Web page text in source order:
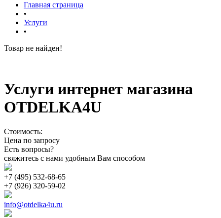
Главная страница
•
Услуги
•
Товар не найден!
Услуги интернет магазина
OTDELKA4U
Стоимость:
Цена по запросу
Есть вопросы?
свяжитесь с нами удобным Вам способом
+7 (495) 532-68-65
+7 (926) 320-59-02
info@otdelka4u.ru